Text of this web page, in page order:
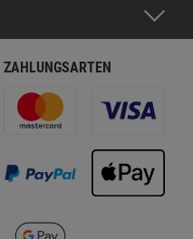
ZAHLUNGSARTEN